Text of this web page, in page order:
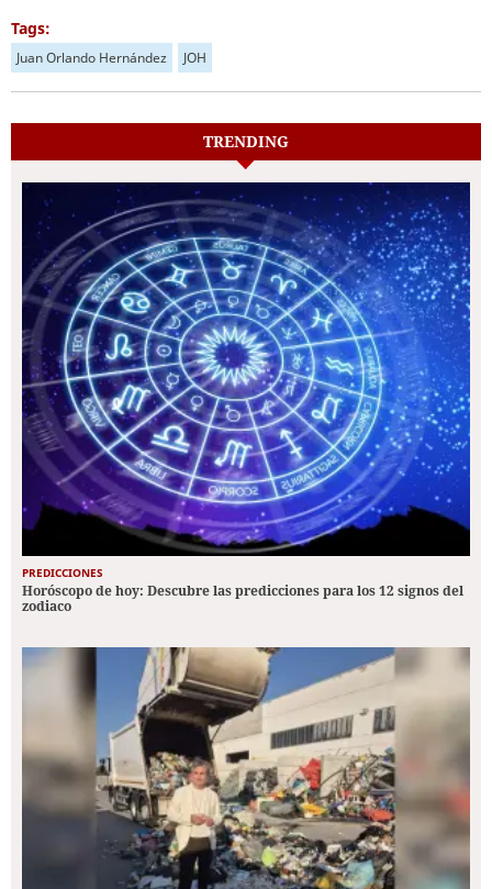
Tags:
Juan Orlando Hernández JOH
TRENDING
PREDICCIONES
Horóscopo de hoy: Descubre las predicciones para los 12 signos del
zodiaco